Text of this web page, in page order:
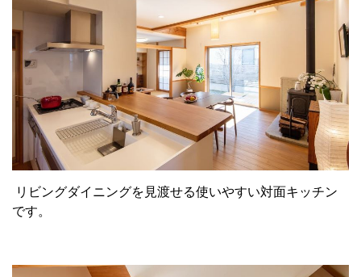
リビングダイニングを見渡せる使いやすい対面キッチン
です。